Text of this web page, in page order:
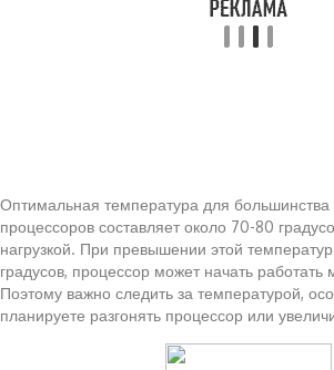
Оптимальная температура для
процессоров составляет около 70-80
нагрузкой. При превышении этой
градусов, процессор может начать
Поэтому важно следить за температурой,
планируете разгонять процессор или